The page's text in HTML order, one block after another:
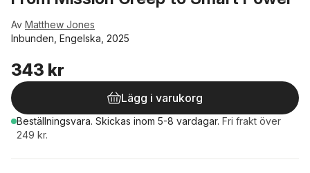
Av Matthew Jones
Inbunden, Engelska, 2025
343 kr
Lägg i varukorg
Beställningsvara. Skickas inom 5-8 vardagar. Fri frakt över
249 kr.